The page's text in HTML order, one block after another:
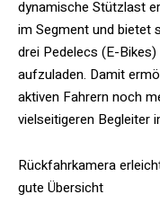
dynamische Stützlast
im Segment und bietet
drei Pedelecs (E-
aufzuladen. Damit
aktiven Fahrern noch
vielseitigeren Begleiter
Rückfahrkamera
gute Übersicht